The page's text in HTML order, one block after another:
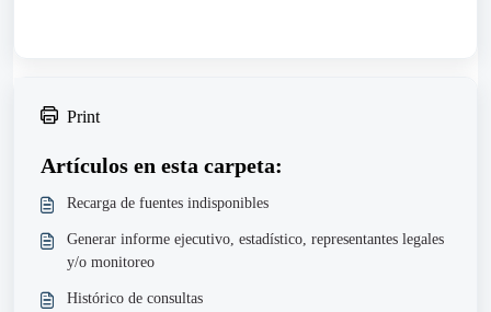
Print
Artículos en esta carpeta:
Recarga de fuentes indisponibles
Generar informe ejecutivo, estadístico, representantes legales
y/o monitoreo
Histórico de consultas